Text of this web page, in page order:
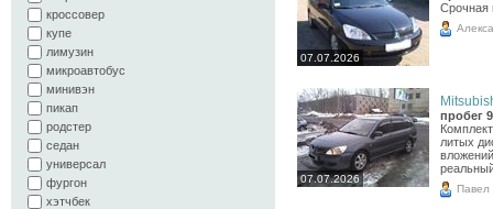
кроссовер
купе
лимузин
микроавтобус
минивэн
пикап
родстер
седан
универсал
фургон
хэтчбек
07.07.2026
Срочная
07.07.2026
пробег
литых
Павел